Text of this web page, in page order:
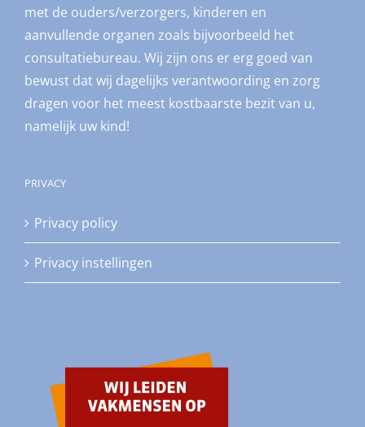
met de ouders/verzorgers, kinderen en
aanvullende organen zoals bijvoorbeeld het
consultatiebureau. Wij zijn ons er erg goed van
bewust dat wij dagelijks verantwoording en zorg
dragen voor het meest kostbaarste bezit van u,
namelijk uw kind!
PRIVACY
Privacy policy
Privacy instellingen